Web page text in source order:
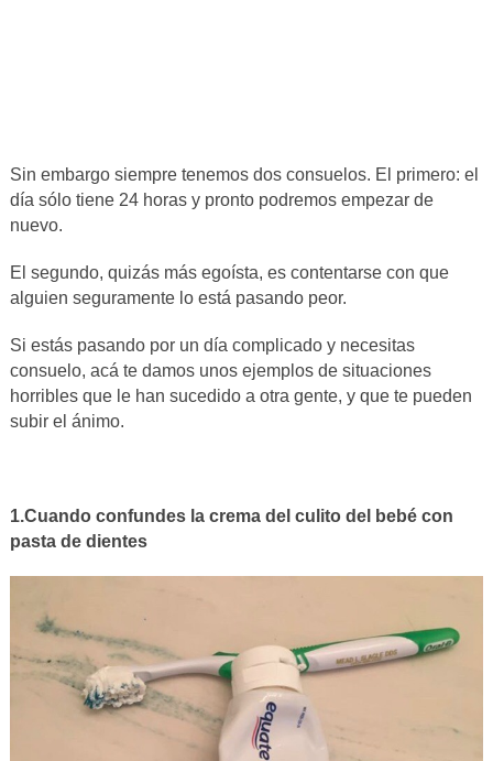
Sin embargo siempre tenemos dos consuelos. El primero: el
día sólo tiene 24 horas y pronto podremos empezar de
nuevo.
El segundo, quizás más egoísta, es contentarse con que
alguien seguramente lo está pasando peor.
Si estás pasando por un día complicado y necesitas
consuelo, acá te damos unos ejemplos de situaciones
horribles que le han sucedido a otra gente, y que te pueden
subir el ánimo.
1.Cuando confundes la crema del culito del bebé con
pasta de dientes